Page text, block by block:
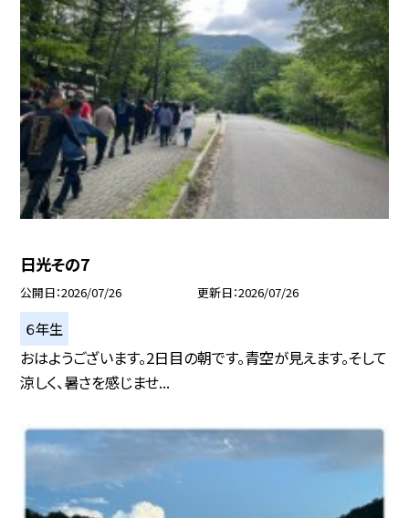
日光その7
公開日 2026/07/26 更新日 2026/07/26
６年生
おはようございます。2日目の朝です。青空が見えます。そして
涼しく、暑さを感じませ...